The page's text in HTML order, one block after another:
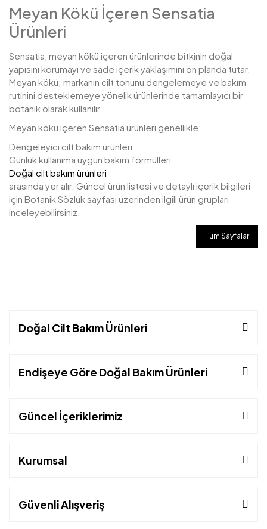
Meyan Kökü İçeren Sensatia
Ürünleri
Sensatia, meyan kökü içeren ürünlerinde bitkinin doğal
yapısını korumayı ve sade içerik yaklaşımını ön planda tutar.
Meyan kökü; markanın cilt tonunu dengelemeye ve bakım
rutinini desteklemeye yönelik ürünlerinde tamamlayıcı bir
botanik olarak kullanılır.
Meyan kökü içeren Sensatia ürünleri genellikle:
Dengeleyici cilt bakım ürünleri
Günlük kullanıma uygun bakım formülleri
Doğal cilt bakım ürünleri
arasında yer alır. Güncel ürün listesi ve detaylı içerik bilgileri
için Botanik Sözlük sayfası üzerinden ilgili ürün grupları
inceleyebilirsiniz.
Tüm Sayfalar
Doğal Cilt Bakım Ürünleri
Endişeye Göre Doğal Bakım Ürünleri
Güncel İçeriklerimiz
Kurumsal
Güvenli Alışveriş